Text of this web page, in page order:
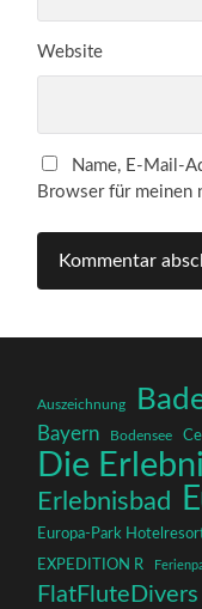
Website
Name, E-Mail-
Browser für meinen
Auszeichnung
Bayern Bodensee
Die
Erlebnisbad
Europa-Park
EXPEDITION R
FlatFluteDivers